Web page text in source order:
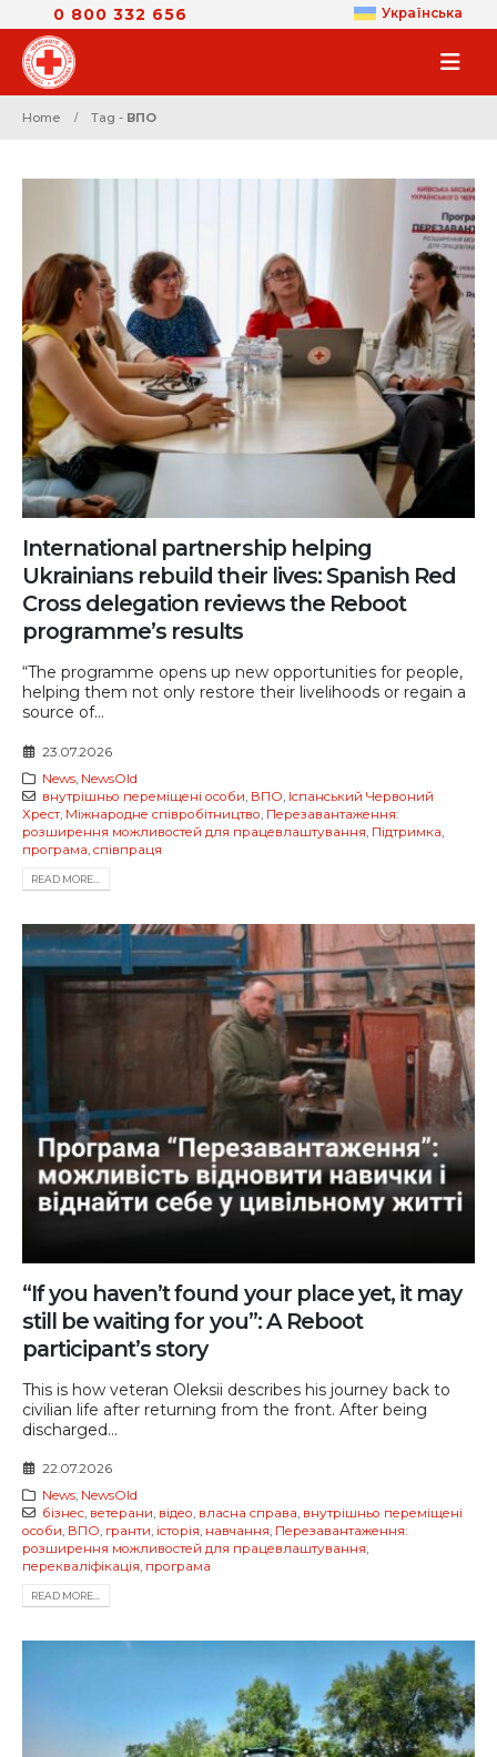
0 800 332 656 Українська
Home Tag - ВПО
International partnership helping
Ukrainians rebuild their lives: Spanish Red
Cross delegation reviews the Reboot
programme’s results
“The programme opens up new opportunities for people,
helping them not only restore their livelihoods or regain a
source of...
23.07.2026
News, NewsOld
внутрішньо переміщені особи ВПО Іспанський Червоний
Хрест, Міжнародне співробітництво Перезавантаження:
розширення можливостей для працевлаштування Підтримка
програма співпраця
READ MORE...
“If you haven’t found your place yet, it may
still be waiting for you”: A Reboot
participant’s story
This is how veteran Oleksii describes his journey back to
civilian life after returning from the front. After being
discharged...
22.07.2026
News, NewsOld
бізнес, ветерани, відео, власна справа, внутрішньо переміщені
особи, ВПО, гранти, історія, навчання, Перезавантаження:
розширення можливостей для працевлаштування,
перекваліфікація, програма
READ MORE...